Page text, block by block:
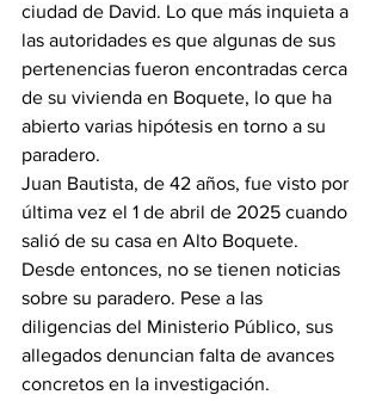
ciudad de David. Lo que más inquieta a
las autoridades es que algunas de sus
pertenencias fueron encontradas cerca
de su vivienda en Boquete, lo que ha
abierto varias hipótesis en torno a su
paradero.
Juan Bautista, de 42 años, fue visto por
última vez el 1 de abril de 2025 cuando
salió de su casa en Alto Boquete.
Desde entonces, no se tienen noticias
sobre su paradero. Pese a las
diligencias del Ministerio Público, sus
allegados denuncian falta de avances
concretos en la investigación.